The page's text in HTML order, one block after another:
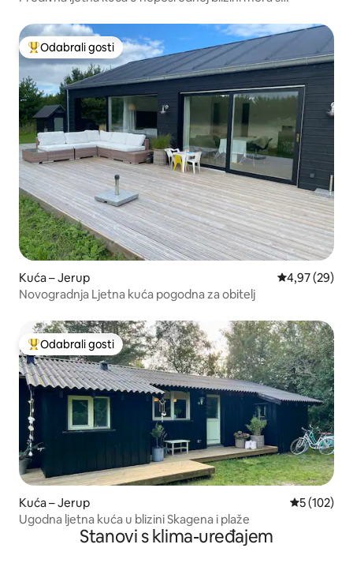
Među najviše rangiranima s oznakom „Odabrali gosti”
Odabrali gosti
Kuća – Jerup Prosječna
4,97 (29)
Novogradnja Ljetna kuća pogodna za obitelj
Među najviše rangiranima s oznakom „Odabrali gosti”
Odabrali gosti
Kuća – Jerup Prosječna
5 (102)
Ugodna ljetna kuća u blizini Skagena i plaže
Stanovi s klima-uređajem